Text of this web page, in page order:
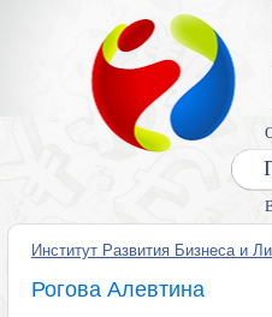
Институт Развития Бизнеса и
Рогова Алевтина